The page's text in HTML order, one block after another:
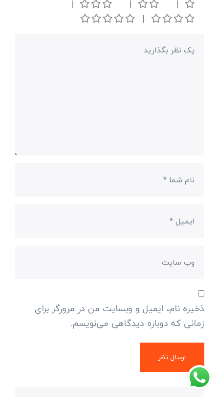
ذخیره نام، ایمیل و وبسایت من در مرورگر برای
زمانی که دوباره دیدگاهی می‌نویسم.